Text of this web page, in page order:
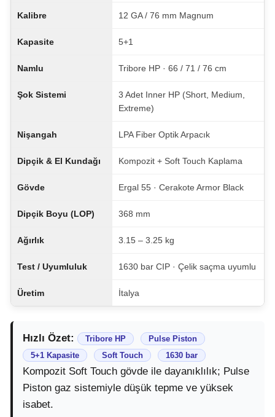
Kalibre 12 GA / 76 mm Magnum
Kapasite 5+1
Namlu Tribore HP · 66 / 71 / 76 cm
Şok Sistemi
3 Adet Inner HP (Short, Medium,
Extreme)
Nişangah LPA Fiber Optik Arpacık
Dipçik & El Kundağı Kompozit + Soft Touch Kaplama
Gövde Ergal 55 · Cerakote Armor Black
Dipçik Boyu (LOP) 368 mm
Ağırlık 3.15 – 3.25 kg
Test / Uyumluluk 1630 bar CIP · Çelik saçma uyumlu
Üretim İtalya
Hızlı Özet: Tribore HP
Pulse Piston
5+1 Kapasite
Soft Touch 1630 bar
Kompozit Soft Touch gövde ile dayanıklılık; Pulse
Piston gaz sistemiyle düşük tepme ve yüksek
isabet.